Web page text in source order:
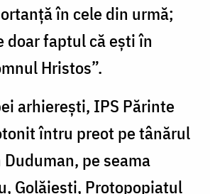
în cele din urmă;
doar faptul că ești în
Hristos”.
arhierești, IPS Părinte
întru preot pe tânărul
pe seama
Golăiești, Protopopiatul